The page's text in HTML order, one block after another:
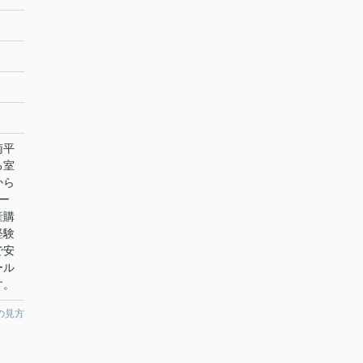
平
室
購
験
安
ル
見方